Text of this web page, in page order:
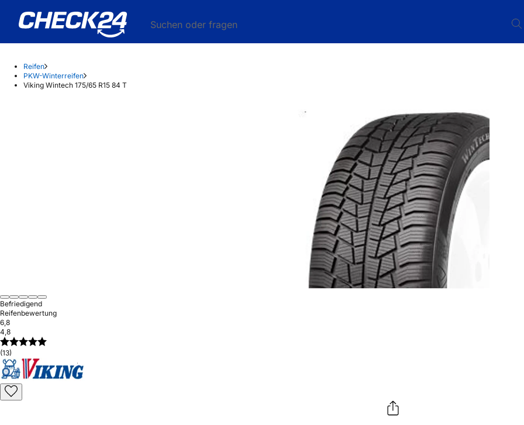
Suchen oder fragen
Reifen
PKW-Winterreifen
Viking Wintech 175/65 R15 84 T
Befriedigend
Reifenbewertung
6,8
4,8
(13)